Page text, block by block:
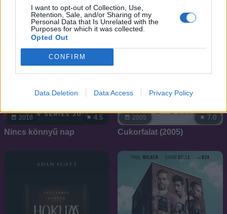
I want to opt-out of Collection, Use,
Retention, Sale, and/or Sharing of my
Personal Data that Is Unrelated with the
Purposes for which it was collected.
Opted Out
CONFIRM
Data Deletion Data Access Privacy Policy
2018 4.5
Nincs könnyű nap
2005 7.0
Cukorfalat (2005)